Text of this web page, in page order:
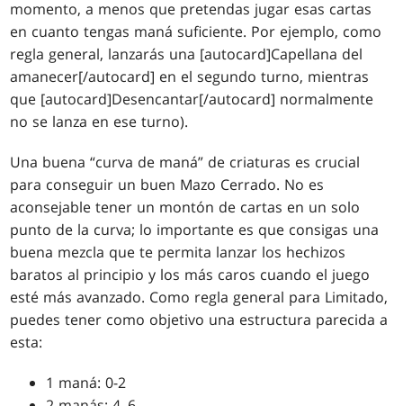
momento, a menos que pretendas jugar esas cartas
en cuanto tengas maná suficiente. Por ejemplo, como
regla general, lanzarás una [autocard]Capellana del
amanecer[/autocard] en el segundo turno, mientras
que [autocard]Desencantar[/autocard] normalmente
no se lanza en ese turno).
Una buena “curva de maná” de criaturas es crucial
para conseguir un buen Mazo Cerrado. No es
aconsejable tener un montón de cartas en un solo
punto de la curva; lo importante es que consigas una
buena mezcla que te permita lanzar los hechizos
baratos al principio y los más caros cuando el juego
esté más avanzado. Como regla general para Limitado,
puedes tener como objetivo una estructura parecida a
esta:
1 maná: 0-2